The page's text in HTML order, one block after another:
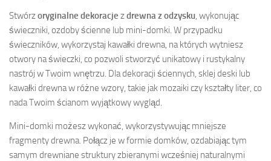
Stwórzoryginalne dekoracje zdrewna z odzysku , wykonując
świeczniki, ozdoby ścienne lub mini-domki. W przypadku
świeczników, wykorzystaj kawałki drewna, na których wytniesz
otwory na świeczki, co pozwoli stworzyć unikatowy i rustykalny
nastrój w Twoim wnętrzu. Dla dekoracji ściennych, sklej deski lub
kawałki drewna w różne wzory, takie jak mozaiki czy kształty liter, co
nada Twoim ścianom wyjątkowy wygląd.
Mini-domki możesz wykonać, wykorzystywując mniejsze
fragmenty drewna. Połącz je w formie domków, ozdabiając tym
samym drewniane struktury zbieranymi wcześniej naturalnymi